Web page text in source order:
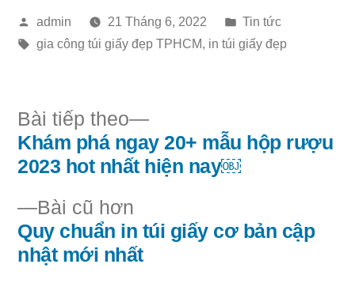
Đăng
bởi
admin 21 Tháng 6, 2022
Đăng
trong
Tin tức
Thẻ
gia công túi giấy đẹp TPHCM, in túi giấy đẹp
Điều
hướng
bài
viết
Bài cũ hơn
cũ
hơn:
Quy chuẩn in túi giấy cơ bản cập
nhật mới nhất
Bài tiếp theo
Bài
tiếp
theo:
Khám phá ngay 20+ mẫu hộp rượu
2023 hot nhất hiện nay￼